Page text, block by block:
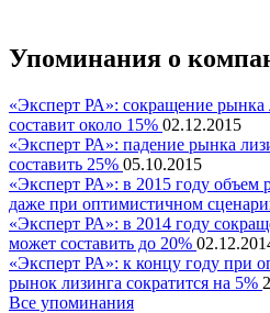
Упоминания о
«Эксперт РА»: сокращение рынка
составит около 15% 02.12.2015
«Эксперт РА»: падение рынка
составить 25% 05.10.2015
«Эксперт РА»: в 2015 году объем
даже при оптимистичном
«Эксперт РА»: в 2014 году
может составить до 20%
«Эксперт РА»: к концу году при
рынок лизинга сократится на 5%
Все упоминания